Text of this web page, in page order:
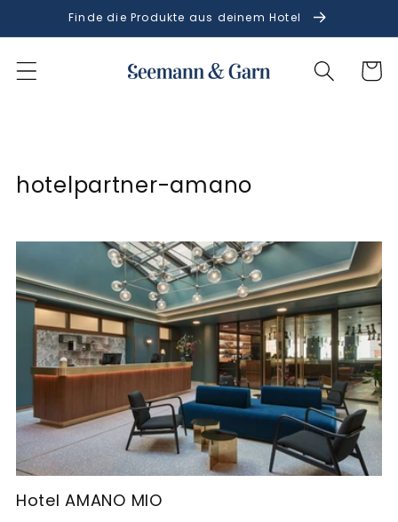
Inhalt
Finde die Produkte aus deinem Hotel
hotelpartner-amano
Hotel AMANO MIO